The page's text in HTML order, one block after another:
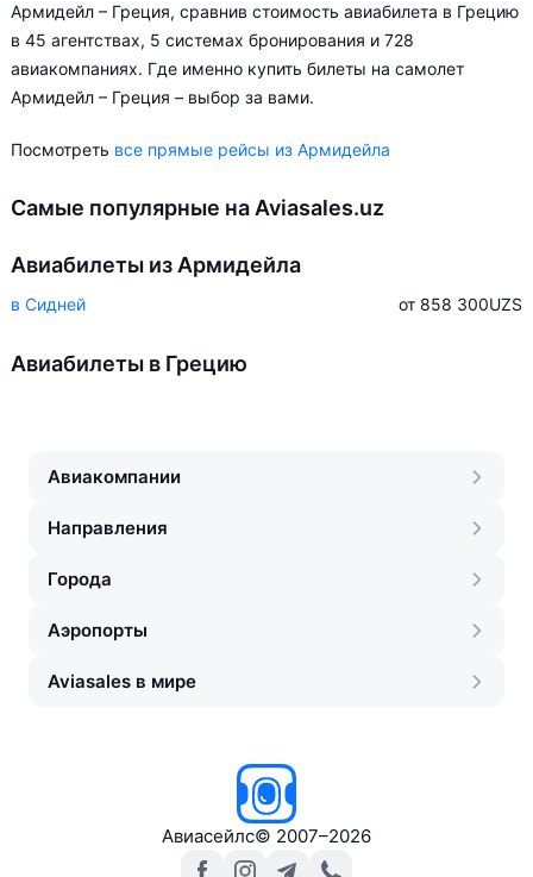
Армидейл – Греция, сравнив стоимость авиабилета в Грецию
в 45 агентствах, 5 системах бронирования и 728
авиакомпаниях. Где именно купить билеты на самолет
Армидейл – Греция – выбор за вами.
Посмотреть все прямые рейсы из Армидейла
Самые популярные на Aviasales.uz
Авиабилеты из Армидейла
в Сидней от 858 300UZS
Авиабилеты в Грецию
Авиакомпании
Направления
Города
Аэропорты
Aviasales в мире
Авиасейлс© 2007–2026